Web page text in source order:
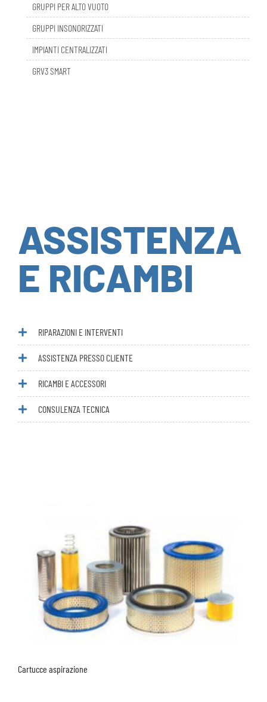
GRUPPI INSONORIZZATI
IMPIANTI CENTRALIZZATI
GRV3 SMART
ASSISTENZA
E RICAMBI
ASSISTENZA PRESSO CLIENTE
RICAMBI E ACCESSORI
CONSULENZA TECNICA